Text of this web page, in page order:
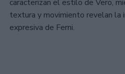
caracterizan el estilo de Vero,
textura y movimiento revelan la
expresiva de Ferni.